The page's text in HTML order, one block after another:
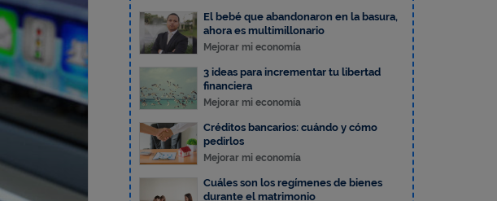
El bebé que abandonaron en la basura,
ahora es multimillonario
Mejorar mi economía
3 ideas para incrementar tu libertad
financiera
Mejorar mi economía
Créditos bancarios: cuándo y cómo
pedirlos
Mejorar mi economía
Cuáles son los regímenes de bienes
durante el matrimonio